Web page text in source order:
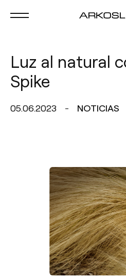
Luz al natural
Spike
05.06.2023 NOTICIAS